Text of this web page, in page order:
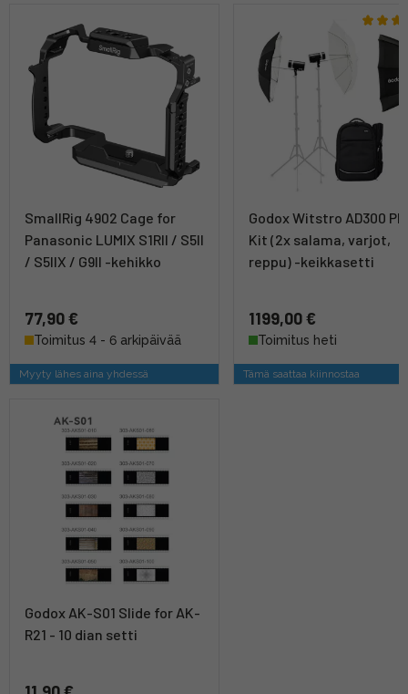
SmallRig 4902 Cage for
Panasonic LUMIX S1RII / S5II
/ S5IIX / G9II -kehikko
77,90 €
Toimitus 4 - 6 arkipäivää
Myyty lähes aina yhdessä
Godox Witstro AD300
Kit (2x salama, varjot,
reppu) -keikkasetti
1199,00 €
Toimitus heti
Tämä saattaa kiinnostaa
Godox AK-S01 Slide for AK-
R21 - 10 dian setti